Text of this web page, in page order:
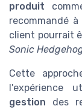
produit
recommandé
client pourrait
Sonic
Cette
l'expérience
gestion des